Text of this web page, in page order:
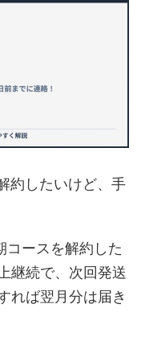
約したいけど、手
ースを解約した
継続で、次回発送
れば翌月分は届き